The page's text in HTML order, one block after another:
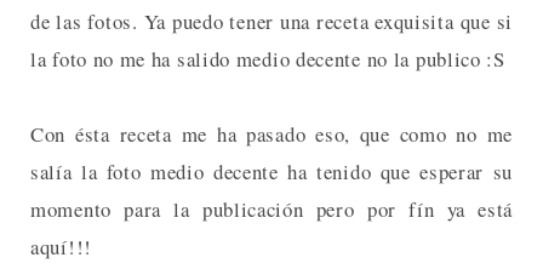
de las fotos. Ya puedo tener una receta exquisita que si
la foto no me ha salido medio decente no la publico :S
Con ésta receta me ha pasado eso, que como no me
salía la foto medio decente ha tenido que esperar su
momento para la publicación pero por fín ya está
aquí!!!